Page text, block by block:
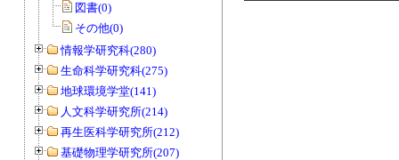
図書(0)
その他(0)
情報学研究科(280)
生命科学研究科(275)
地球環境学堂(141)
人文科学研究所(214)
再生医科学研究所(212)
基礎物理学研究所(207)